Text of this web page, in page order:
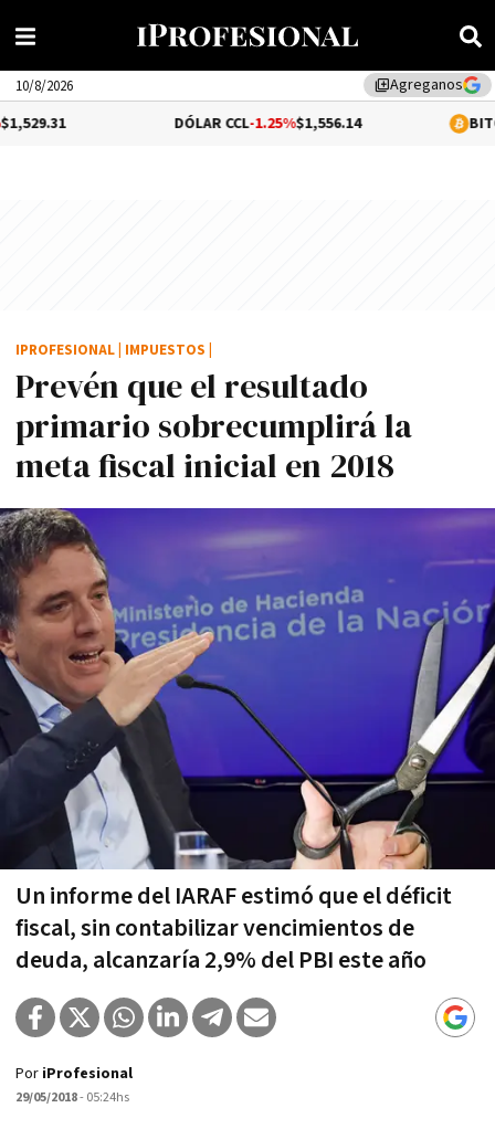
library_addAgreganos
10/8/2026
-1.25%$1,556.14 0.31%
Prevén que el resultado
primario sobrecumplirá la
meta fiscal inicial en 2018
Un informe del IARAF estimó que el déficit
fiscal, sin contabilizar vencimientos de
deuda, alcanzaría 2,9% del PBI este año
IPROFESIONAL IMPUESTOS
Por iProfesional
29/05/2018- 05:24hs